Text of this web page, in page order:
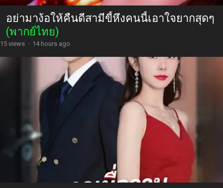
อย่ามาง้อให้คืนดีสามีขี้หึงคนนี้เอาใจยากสุดๆ
(พากย์ไทย)
15 views · 14 hours ago